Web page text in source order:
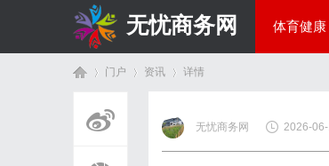
无忧商务网 体育健康
门户 资讯
›
详情
无忧商务网 2026-06-